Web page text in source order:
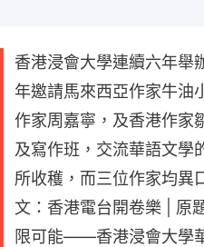
香港浸會大學連續六年舉
年邀請馬來西亞作家牛油
作家周嘉寧，及香港作家
及寫作班，交流華語文學
所收穫，而三位作家均異
文：香港電台開卷樂 | 原
限可能——香港浸會大學